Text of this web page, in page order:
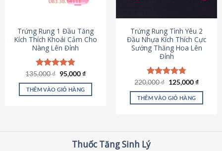
được
chọn
trên
trang
sản
phẩm
Trứng Rung 1 Đầu Tăng
Kích Thích Khoái Cảm Cho
Nàng Lên Đỉnh
Được xếp
hạng4.87
5 sao
135,000₫ Giá
gốc
là:
135,000 ₫.
95,000₫Giá
tại
THÊM VÀO GIỎ HÀNG
Trứng Rung Tình Yêu 2
Đầu Nhựa Kích Thích Cực
Sướng Thăng Hoa Lên
Đỉnh
Được xếp
hạng4.79
5 sao
220,000₫ Giá
là:
220,000 ₫.
125,000₫Giá
tại
THÊM VÀO GIỎ HÀNG
Thuốc Tăng Sinh Lý